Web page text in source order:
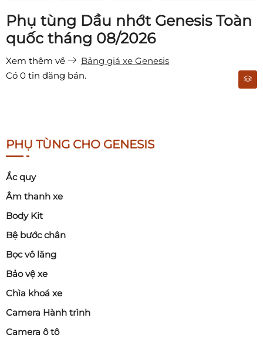
Phụ tùng Dầu nhớt Genesis Toàn
quốc tháng 08/2026
Xem thêm về
Bảng giá xe Genesis
Có 0 tin đăng bán.
PHỤ TÙNG CHO GENESIS
Ắc quy
Âm thanh xe
Body Kit
Bệ bước chân
Bọc vô lăng
Bảo vệ xe
Chìa khoá xe
Camera Hành trình
Camera ô tô